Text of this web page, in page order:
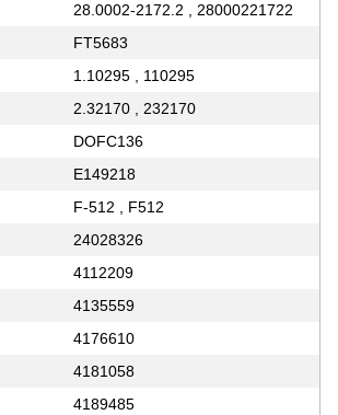
28.0002-2172.2 , 28000221722
FT5683
1.10295 , 110295
2.32170 , 232170
DOFC136
E149218
F-512 , F512
24028326
4112209
4135559
4176610
4181058
4189485